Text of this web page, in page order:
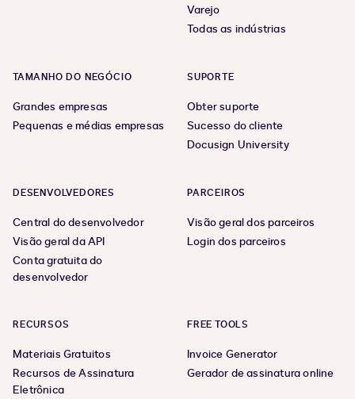
Varejo
Todas as indústrias
TAMANHO DO NEGÓCIO
Grandes empresas
Pequenas e médias empresas
SUPORTE
Obter suporte
Sucesso do cliente
Docusign University
DESENVOLVEDORES
Central do desenvolvedor
Visão geral da API
Conta gratuita do
desenvolvedor
PARCEIROS
Visão geral dos parceiros
Login dos parceiros
RECURSOS
Materiais Gratuitos
Recursos de Assinatura
Eletrônica
FREE TOOLS
Invoice Generator
Gerador de assinatura online